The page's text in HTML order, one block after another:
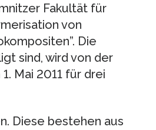
Fakultät für
von
Die
sind, wird von der
Mai 2011 für drei
Diese bestehen aus